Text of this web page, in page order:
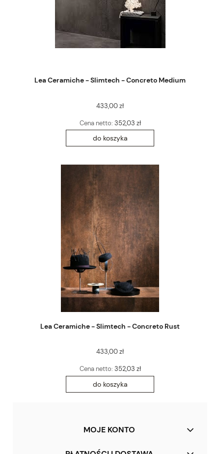
Lea Ceramiche - Slimtech - Concreto Medium
433,00 zł
Cena netto: 352,03 zł
do koszyka
Lea Ceramiche - Slimtech - Concreto Rust
433,00 zł
Cena netto: 352,03 zł
do koszyka
MOJE KONTO